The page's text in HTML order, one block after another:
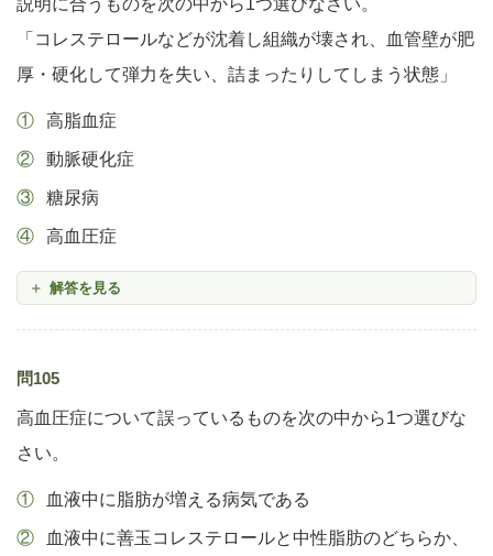
説明に合うものを次の中から1つ選びなさい。
「コレステロールなどが沈着し組織が壊され、血管壁が肥
厚・硬化して弾力を失い、詰まったりしてしまう状態」
高脂血症
動脈硬化症
糖尿病
高血圧症
解答を見る
問105
高血圧症について誤っているものを次の中から1つ選びな
さい。
血液中に脂肪が増える病気である
血液中に善玉コレステロールと中性脂肪のどちらか、